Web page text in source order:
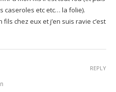
caseroles etc etc… la folie).
chez eux et j’en suis ravie c’est
REPLY